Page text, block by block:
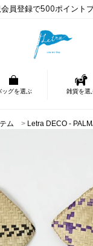
員登録で500ポイント
ッグを選ぶ 雑貨を選
ム Letra DECO -